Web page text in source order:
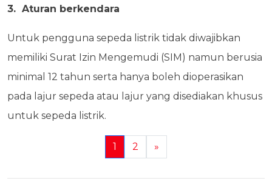
3. Aturan berkendara
Untuk pengguna sepeda listrik tidak diwajibkan
memiliki Surat Izin Mengemudi (SIM) namun berusia
minimal 12 tahun serta hanya boleh dioperasikan
pada lajur sepeda atau lajur yang disediakan khusus
untuk sepeda listrik.
1 2 »